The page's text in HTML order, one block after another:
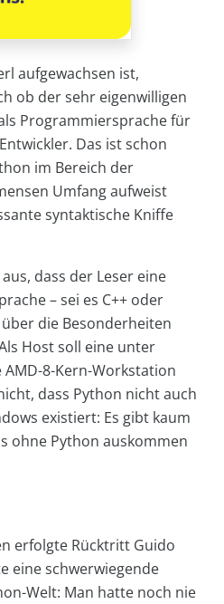
aufgewachsen ist,
ob der sehr eigenwilligen
Programmiersprache für
Das ist schon
im Bereich der
Umfang aufweist
syntaktische Kniffe
dass der Leser eine
– sei es C++ oder
die Besonderheiten
Host soll eine unter
8-Kern-Workstation
dass Python nicht auch
existiert: Es gibt kaum
ohne Python auskommen
erfolgte Rücktritt Guido
eine schwerwiegende
Welt: Man hatte noch nie